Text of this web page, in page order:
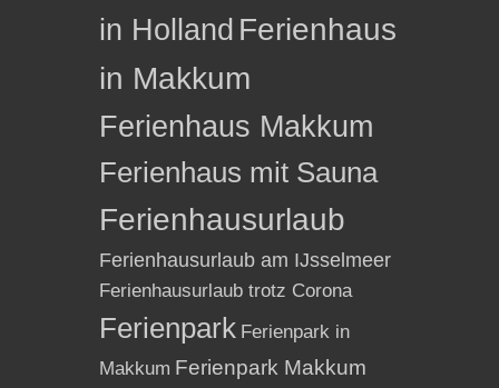
in Holland Ferienhaus
in Makkum
Ferienhaus Makkum
Ferienhaus mit Sauna
Ferienhausurlaub
Ferienhausurlaub am IJsselmeer
Ferienhausurlaub trotz Corona
Ferienpark Ferienpark in
Makkum Ferienpark Makkum